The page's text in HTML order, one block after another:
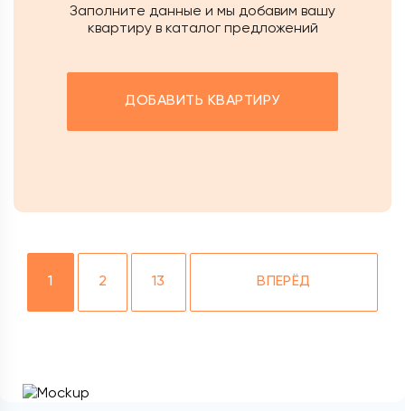
Заполните данные и мы добавим вашу
квартиру в каталог предложений
ДОБАВИТЬ КВАРТИРУ
1 2 13 ВПЕРЁД